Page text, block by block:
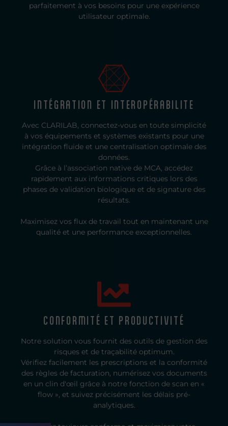
parfaitement à vos besoins pour une expérience
utilisateur optimale.
INTÉGRATION ET INTEROPÉRABILITE
Avec CLARILAB, connectez-vous en toute simplicité
à vos équipements et systèmes existants pour une
intégration fluide et une centralisation optimale des
données.
Grâce à l’association native de MCA, accédez
rapidement aux informations critiques lors des
phases de validation biologique et de signature des
résultats.
Maximisez vos flux de travail tout en maintenant une
qualité et une performance exceptionnelles.
CONFORMITÉ ET PRODUCTIVITÉ
Notre solution vous fournit des outils de gestion des
risques et de traçabilité optimum.
Vérifiez facilement les prescriptions et la conformité
des règles de facturation, numérisez vos documents
en un clin d'œil grâce à notre fonction de scan en «
flow », et suivez précisément les délais pré-
analytiques.